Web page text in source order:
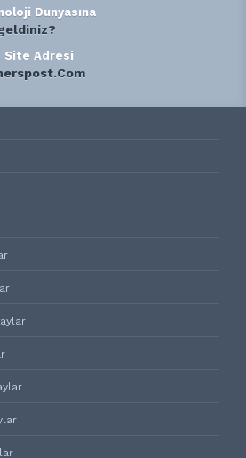
Dunyasına
Site Adresi